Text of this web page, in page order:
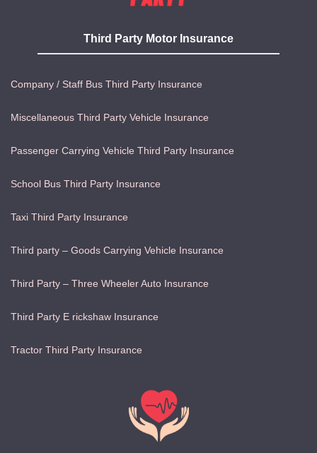
Third Party Motor Insurance
Company / Staff Bus Third Party Insurance
Miscellaneous Third Party Vehicle Insurance
Passenger Carrying Vehicle Third Party Insurance
School Bus Third Party Insurance
Taxi Third Party Insurance
Third party – Goods Carrying Vehicle Insurance
Third Party – Three Wheeler Auto Insurance
Third Party E rickshaw Insurance
Tractor Third Party Insurance